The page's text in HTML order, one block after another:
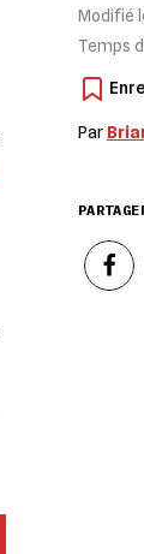
Modifié
Temps
Par